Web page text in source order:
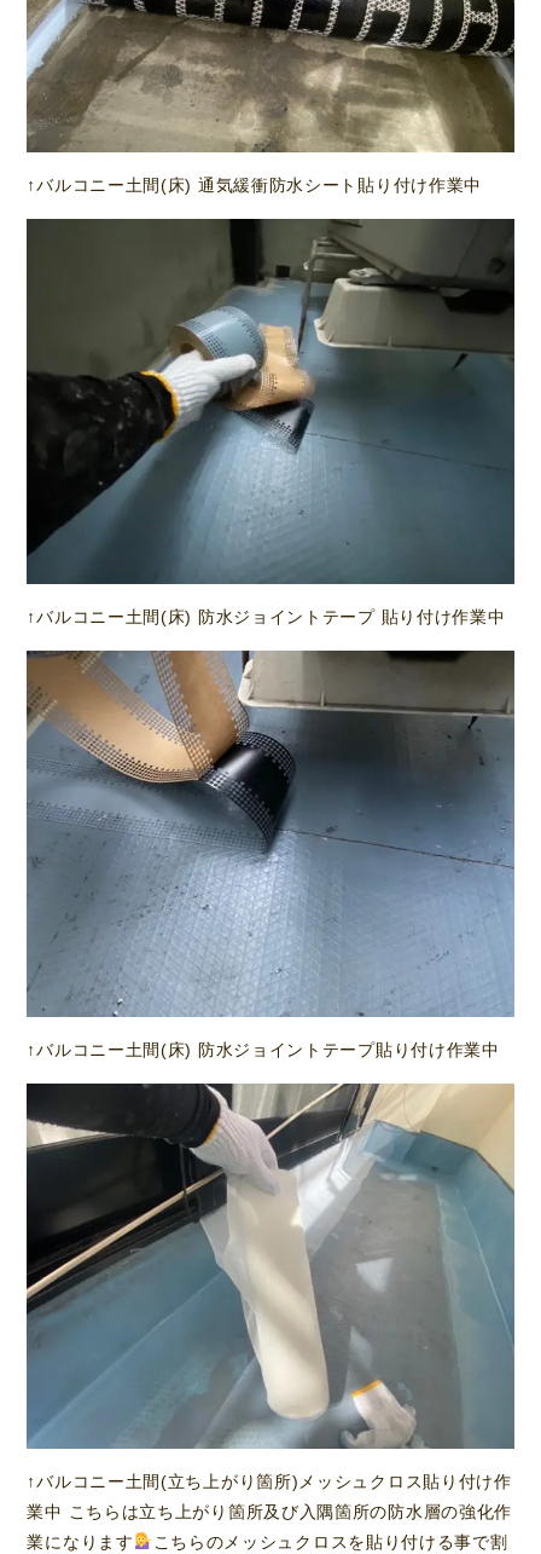
↑バルコニー土間(床) 通気緩衝防水シート貼り付け作業中
↑バルコニー土間(床) 防水ジョイントテープ 貼り付け作業中
↑バルコニー土間(床) 防水ジョイントテープ貼り付け作業中
↑バルコニー土間(立ち上がり箇所)メッシュクロス貼り付け作
業中 こちらは立ち上がり箇所及び入隅箇所の防水層の強化作
業になります
こちらのメッシュクロスを貼り付ける事で割